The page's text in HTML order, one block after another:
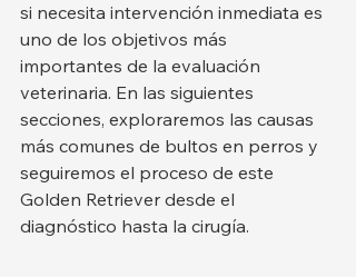
si necesita intervención inmediata es
uno de los objetivos más
importantes de la evaluación
veterinaria. En las siguientes
secciones, exploraremos las causas
más comunes de bultos en perros y
seguiremos el proceso de este
Golden Retriever desde el
diagnóstico hasta la cirugía.